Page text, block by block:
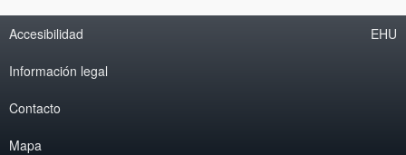
Accesibilidad
Información legal
Contacto
Mapa
EHU